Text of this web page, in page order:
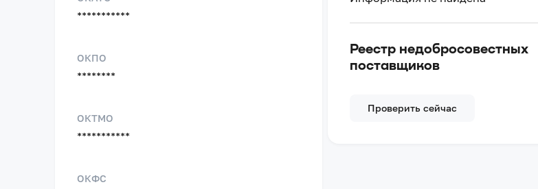
***********
ОКПО
********
ОКТМО
***********
ОКФС
Реестр недобросовестных
поставщиков
Проверить сейчас